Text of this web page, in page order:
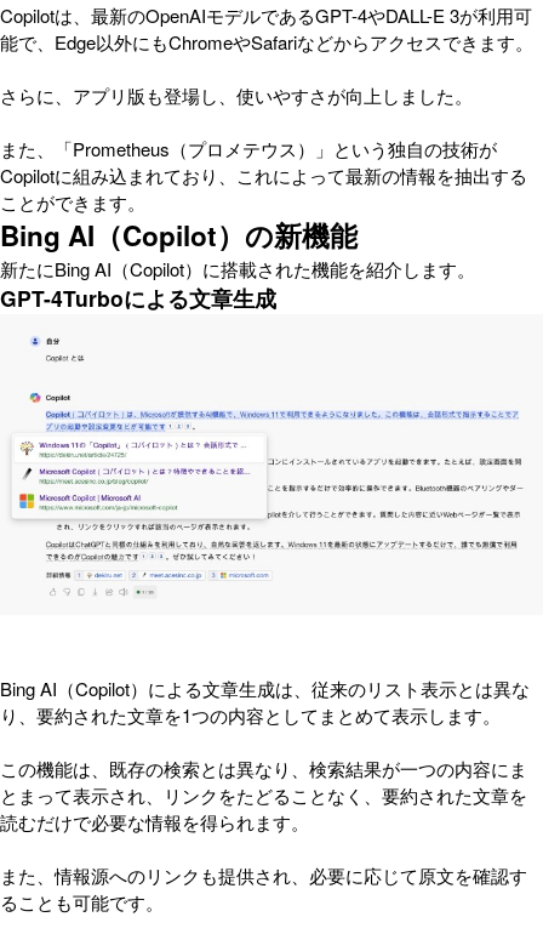
Copilotは、最新のOpenAIモデルであるGPT-4やDALL-E 3が利用可
能で、Edge以外にもChromeやSafariなどからアクセスできます。
さらに、アプリ版も登場し、使いやすさが向上しました。
また、「Prometheus（プロメテウス）」という独自の技術が
Copilotに組み込まれており、これによって最新の情報を抽出する
ことができます。
Bing AI（Copilot）の新機能
新たにBing AI（Copilot）に搭載された機能を紹介します。
GPT-4Turboによる文章生成
Bing AI（Copilot）による文章生成は、従来のリスト表示とは異な
り、要約された文章を1つの内容としてまとめて表示します。
この機能は、既存の検索とは異なり、検索結果が一つの内容にま
とまって表示され、リンクをたどることなく、要約された文章を
読むだけで必要な情報を得られます。
また、情報源へのリンクも提供され、必要に応じて原文を確認す
ることも可能です。